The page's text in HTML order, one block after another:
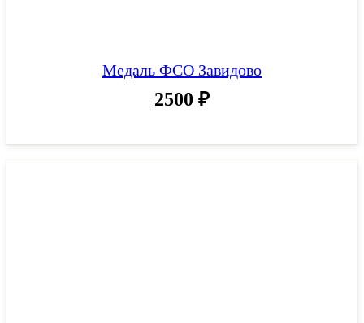
Медаль ФСО Завидово
2500 ₽